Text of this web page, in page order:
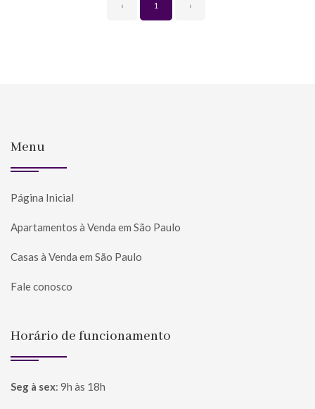
‹ 1 ›
Menu
Página Inicial
Apartamentos à Venda em São Paulo
Casas à Venda em São Paulo
Fale conosco
Horário de funcionamento
Seg à sex: 9h às 18h